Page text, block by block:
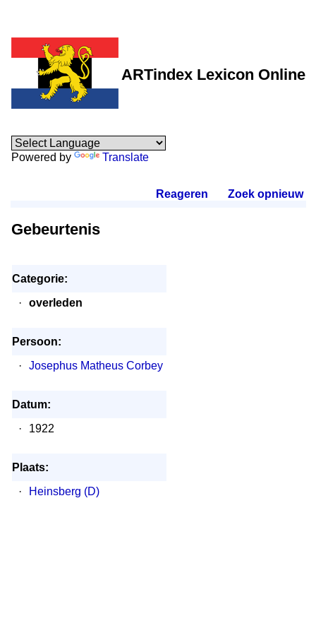
ARTindex Lexicon Online
Powered by Translate
Reageren Zoek opnieuw.
Gebeurtenis
Categorie:
·
overleden
Persoon:
·
Josephus Matheus Corbey
Datum:
·
1922
Plaats:
·
Heinsberg (D)